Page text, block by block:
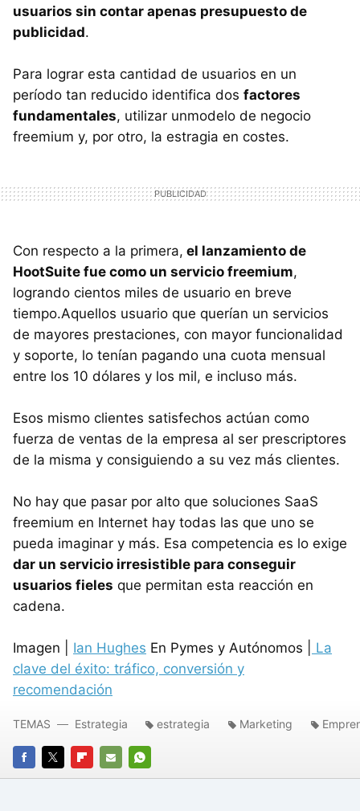
usuarios sin contar apenas presupuesto de
publicidad.
Para lograr esta cantidad de usuarios en un
período tan reducido identifica dos factores
fundamentales, utilizar unmodelo de negocio
freemium y, por otro, la estragia en costes.
Con respecto a la primera, el lanzamiento de
HootSuite fue como un servicio freemium,
logrando cientos miles de usuario en breve
tiempo.Aquellos usuario que querían un servicios
de mayores prestaciones, con mayor funcionalidad
y soporte, lo tenían pagando una cuota mensual
entre los 10 dólares y los mil, e incluso más.
Esos mismo clientes satisfechos actúan como
fuerza de ventas de la empresa al ser prescriptores
de la misma y consiguiendo a su vez más clientes.
No hay que pasar por alto que soluciones SaaS
freemium en Internet hay todas las que uno se
pueda imaginar y más. Esa competencia es lo exige
dar un servicio irresistible para conseguir
usuarios fieles que permitan esta reacción en
cadena.
Imagen | Ian Hughes En Pymes y Autónomos |
La
clave del éxito: tráfico, conversión y
recomendación
FACEBOOK
TWITTERFLIPBOARD
E-
WHATSAPP
TEMAS Estrategia estrategia Marketing